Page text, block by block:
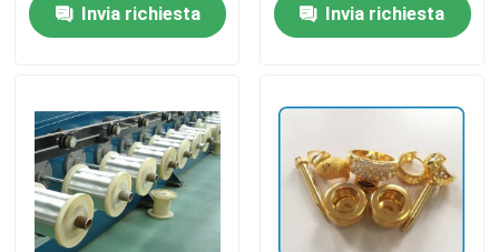
Prodotti
Video
Chi Siamo
Visita alla fabbrica
Invia richiesta Invia richiesta